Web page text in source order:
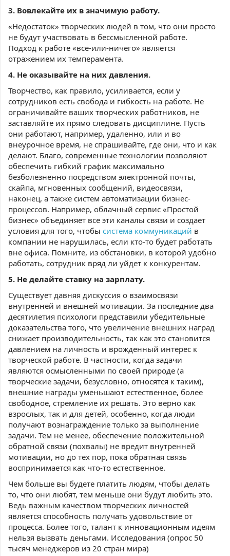
3. Вовлекайте их в значимую работу.
«Недостаток» творческих людей в том, что они просто
не будут участвовать в бессмысленной работе.
Подход к работе «все-или-ничего» является
отражением их темперамента.
4. Не оказывайте на них давления.
Творчество, как правило, усиливается, если у
сотрудников есть свобода и гибкость на работе. Не
ограничивайте ваших творческих работников, не
заставляйте их прямо следовать дисциплине. Пусть
они работают, например, удаленно, или и во
внеурочное время, не спрашивайте, где они, что и как
делают. Благо, современные технологии позволяют
обеспечить гибкий график максимально
безболезненно посредством электронной почты,
скайпа, мгновенных сообщений, видеосвязи,
наконец, а также систем автоматизации бизнес-
процессов. Например, облачный сервис «Простой
бизнес» объединяет все эти каналы связи и создает
условия для того, чтобы система коммуникаций в
компании не нарушилась, если кто-то будет работать
вне офиса. Помните, из обстановки, в которой удобно
работать, сотрудник вряд ли уйдет к конкурентам.
5. Не делайте ставку на зарплату.
Существует давняя дискуссия о взаимосвязи
внутренней и внешней мотивации. За последние два
десятилетия психологи представили убедительные
доказательства того, что увеличение внешних наград
снижает производительность, так как это становится
давлением на личность и врожденный интерес к
творческой работе. В частности, когда задачи
являются осмысленными по своей природе (а
творческие задачи, безусловно, относятся к таким),
внешние награды уменьшают естественное, более
свободное, стремление их решать. Это верно как
взрослых, так и для детей, особенно, когда люди
получают вознаграждение только за выполнение
задачи. Тем не менее, обеспечение положительной
обратной связи (похвалы) не вредит внутренней
мотивации, но до тех пор, пока обратная связь
воспринимается как что-то естественное.
Чем больше вы будете платить людям, чтобы делать
то, что они любят, тем меньше они будут любить это.
Ведь важным качеством творческих личностей
является способность получать удовольствие от
процесса. Более того, талант к инновационным идеям
нельзя вызвать деньгами. Исследования (опрос 50
тысяч менеджеров из 20 стран мира)